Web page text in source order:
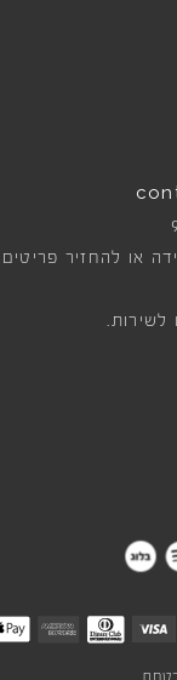
או להחזיר
לשירות.